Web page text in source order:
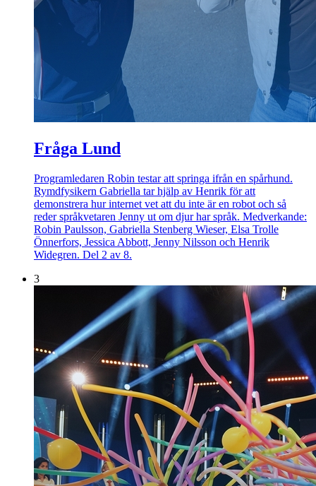
Fråga Lund
Programledaren Robin testar att springa ifrån en spårhund.
Rymdfysikern Gabriella tar hjälp av Henrik för att
demonstrera hur internet vet att du inte är en robot och så
reder språkvetaren Jenny ut om djur har språk. Medverkande:
Robin Paulsson, Gabriella Stenberg Wieser, Elsa Trolle
Önnerfors, Jessica Abbott, Jenny Nilsson och Henrik
Widegren. Del 2 av 8.
3